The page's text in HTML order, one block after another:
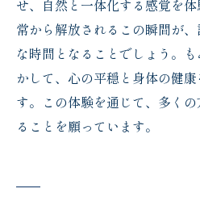
心地よい余韻を残す
せ、自然と一体化する感覚を
常から解放されるこの瞬間が
な時間となることでしょう。
かして、心の平穏と身体の健
す。この体験を通じて、多く
ることを願っています。